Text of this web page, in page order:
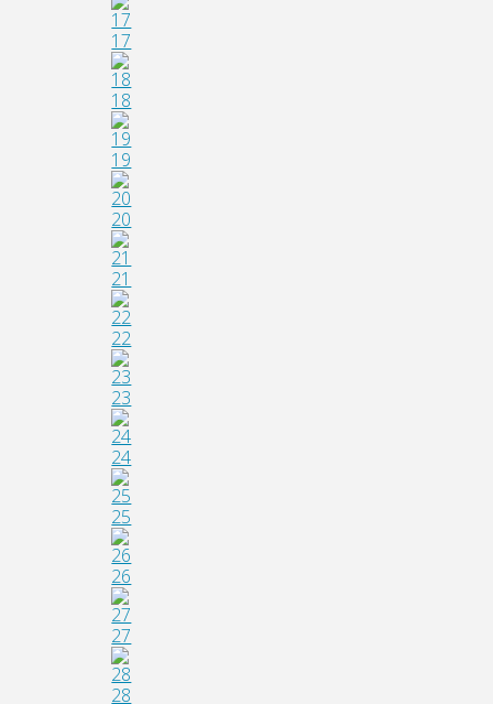
17
18
19
20
21
22
23
24
25
26
27
28